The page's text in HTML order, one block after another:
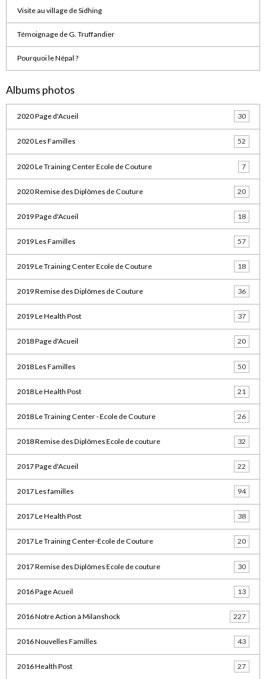
Visite au village de Sidhing
Témoignage de G. Truffandier
Pourquoi le Népal ?
Albums photos
2020 Page d'Acueil 30
2020 Les Familles 52
2020 Le Training Center Ecole de Couture 7
2020 Remise des Diplômes de Couture 20
2019 Page d'Acueil 18
2019 Les Familles 57
2019 Le Training Center Ecole de Couture 18
2019 Remise des Diplômes de Couture 36
2019 Le Health Post 37
2018 Page d'Acueil 20
2018 Les Familles 50
2018 Le Health Post 21
2018 Le Training Center - Ecole de Couture 26
2018 Remise des Diplômes Ecole de couture 32
2017 Page d'Acueil 22
2017 Les familles 94
2017 Le Health Post 38
2017 Le Training Center-Ecole de Couture 20
2017 Remise des Diplômes Ecole de couture 30
2016 Page Acueil 13
2016 Notre Action à Milanshock 227
2016 Nouvelles Familles 43
2016 Health Post 27